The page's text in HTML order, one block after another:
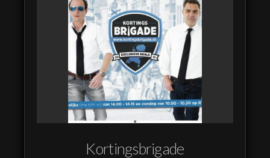
Kortingsbrigade